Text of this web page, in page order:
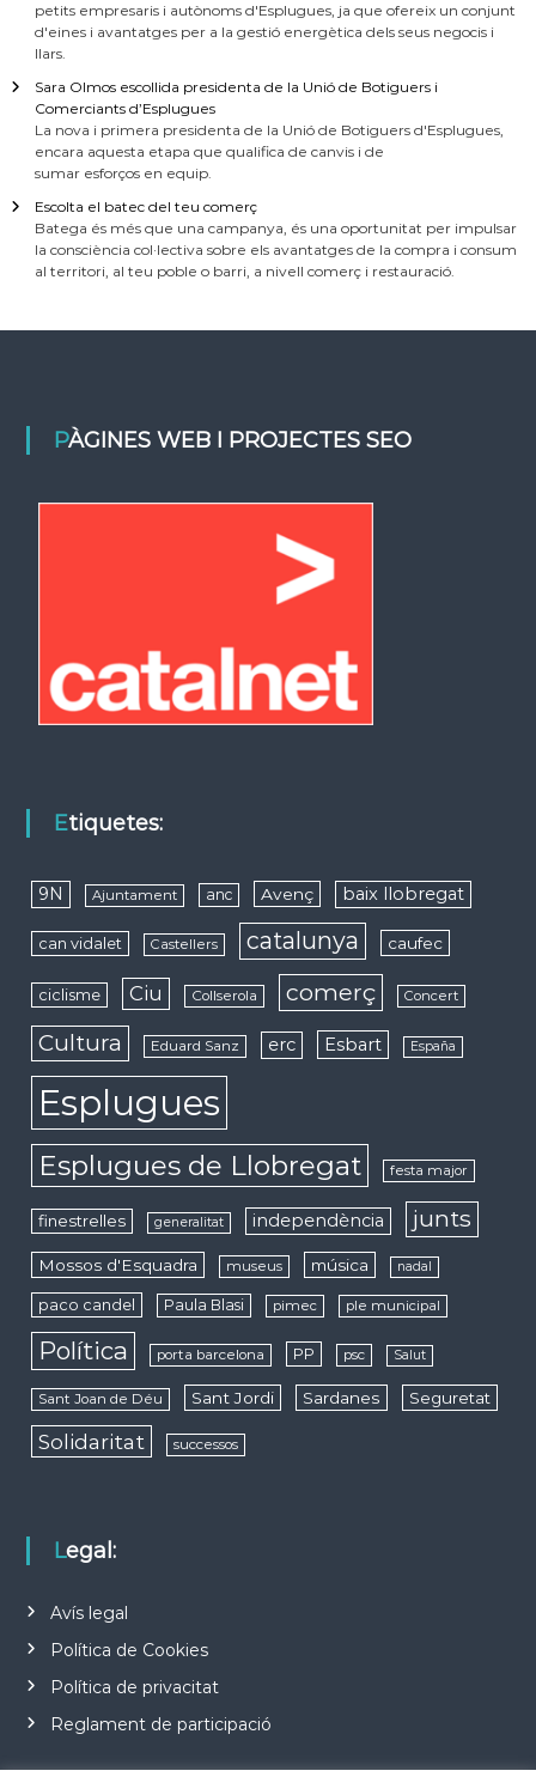
petits empresaris i autònoms d'Esplugues, ja que ofereix un conjunt
d'eines i avantatges per a la gestió energètica dels seus negocis i
llars.
Sara Olmos escollida presidenta de la Unió de Botiguers i
Comerciants d’Esplugues
La nova i primera presidenta de la Unió de Botiguers d'Esplugues,
encara aquesta etapa que qualifica de canvis i de
sumar esforços en equip.
Escolta el batec del teu comerç
Batega és més que una campanya, és una oportunitat per impulsar
la consciència col·lectiva sobre els avantatges de la compra i consum
al territori, al teu poble o barri, a nivell comerç i restauració.
PÀGINES WEB I PROJECTES SEO
Etiquetes:
9N Ajuntament anc Avenç baix llobregat
can vidalet Castellers catalunya caufec
ciclisme Ciu Collserola comerç Concert
Cultura Eduard Sanz erc Esbart España
Esplugues
Esplugues de Llobregat festa major
finestrelles generalitat independència junts
Mossos d'Esquadra museus música nadal
paco candel Paula Blasi pimec ple municipal
Política porta barcelona PP psc Salut
Sant Joan de Déu Sant Jordi Sardanes Seguretat
Solidaritat successos
Legal:
Avís legal
Política de Cookies
Política de privacitat
Reglament de participació